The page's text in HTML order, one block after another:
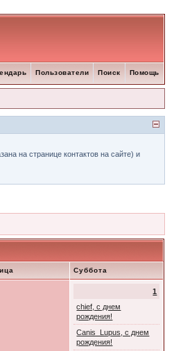
Помощь
Поиск
Пользователи
на странице контактов на сайте) и
Суббота
1
chief, с днем
рождения!
Canis_Lupus, с днем
рождения!